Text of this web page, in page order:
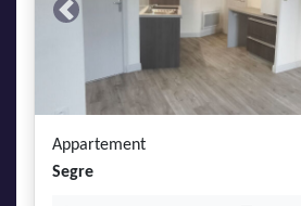
Previous
Appartement
Segre